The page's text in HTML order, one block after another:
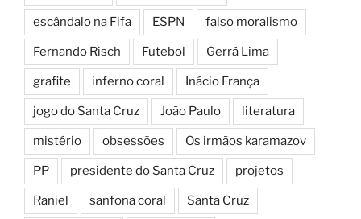
escândalo na Fifa ESPN falso moralismo
Fernando Risch Futebol Gerrá Lima
grafite inferno coral Inácio França
jogo do Santa Cruz João Paulo literatura
mistério obsessões Os irmãos karamazov
PP presidente do Santa Cruz projetos
Raniel sanfona coral Santa Cruz